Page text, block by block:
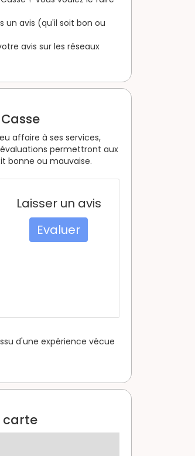
un avis (qu'il soit bon ou
avis sur les réseaux
affaire à ses services,
évaluations permettront aux
bonne ou mauvaise.
Laisser un avis
Evaluer
d'une expérience vécue
carte